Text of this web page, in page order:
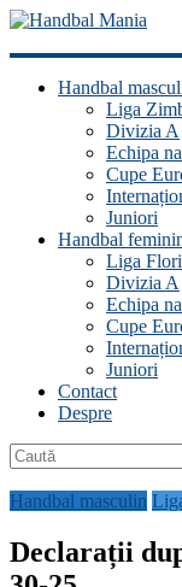
Handbal
ManiaHandbal
Liga
Divizia A
Echipa
Cupe
Juniori
Handbal
Liga
Divizia A
Echipa
Cupe
Juniori
Contact
Despre
Handbal masculin
Declarații